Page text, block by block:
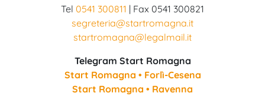
Tel 0541 300811 | Fax 0541 300821
segreteria@startromagna.it
startromagna@legalmail.it
Telegram Start Romagna
Start Romagna • Forlì-Cesena
Start Romagna • Ravenna